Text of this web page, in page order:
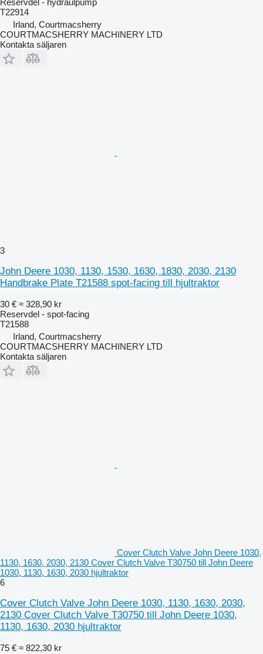
Reservdel - hydraulpump
T22914
Irland, Courtmacsherry
COURTMACSHERRY MACHINERY LTD
Kontakta säljaren
3
John Deere 1030, 1130, 1530, 1630, 1830, 2030, 2130
Handbrake Plate T21588 spot-facing till hjultraktor
30 € ≈ 328,90 kr
Reservdel - spot-facing
T21588
Irland, Courtmacsherry
COURTMACSHERRY MACHINERY LTD
Kontakta säljaren
Cover Clutch Valve John Deere 1030,
1130, 1630, 2030, 2130 Cover Clutch Valve T30750 till John Deere
1030, 1130, 1630, 2030 hjultraktor
6
Cover Clutch Valve John Deere 1030, 1130, 1630, 2030,
2130 Cover Clutch Valve T30750 till John Deere 1030,
1130, 1630, 2030 hjultraktor
75 € ≈ 822,30 kr